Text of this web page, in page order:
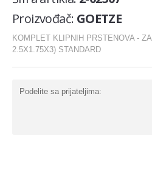
Karike
Komplet za generalnu
Ležaj radilice
Nosač motora
Šraf za glavu
Proizvođač: GOETZE
KOMPLET KLIPNIH PRSTENOVA -
2.5X1.75X3) STANDARD
Podelite sa prijateljima: